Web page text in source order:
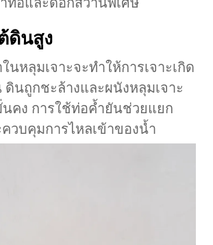
ดินสูง
นหลุมเจาะจะทำให้การเจาะเกิด
นถูกชะล้างและผนังหลุมเจาะ
นคง การใช้ท่อค้ำยันช่วยแยก
วบคุมการไหลเข้าของน้ำ